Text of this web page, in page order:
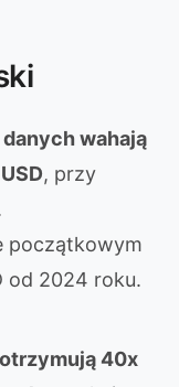
wahają
, przy
początkowym
od 2024 roku.
40x